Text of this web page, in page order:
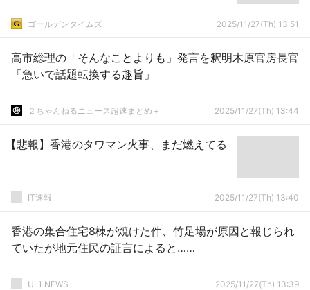
ゴールデンタイムズ 2025/11/27(Th) 13:51
高市総理の「そんなことよりも」発言を釈明木原官房長官
「急いで話題転換する趣旨」
２ちゃんねるニュース超速まとめ＋ 2025/11/27(Th) 13:44
【悲報】香港のタワマン火事、まだ燃えてる
IT速報 2025/11/27(Th) 13:40
香港の集合住宅8棟が焼けた件、竹足場が原因と報じられ
ていたが地元住民の証言によると……
U-1 NEWS 2025/11/27(Th) 13:39